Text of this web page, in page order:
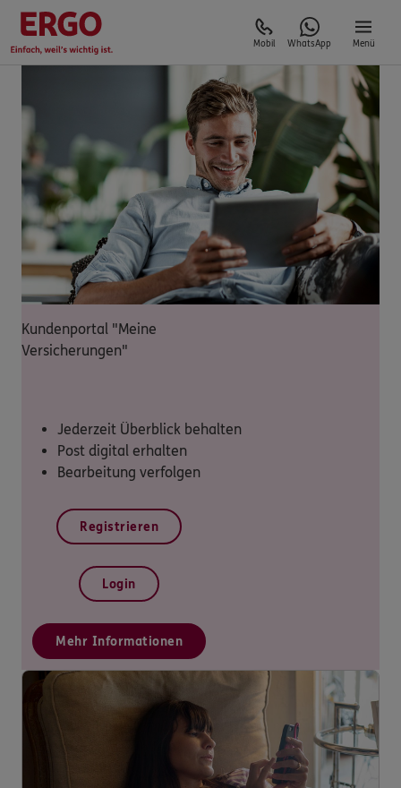
Mobil WhatsApp Menü
Kundenportal "Meine
Versicherungen"
Jederzeit Überblick behalten
Post digital erhalten
Bearbeitung verfolgen
Registrieren
Login
Mehr Informationen